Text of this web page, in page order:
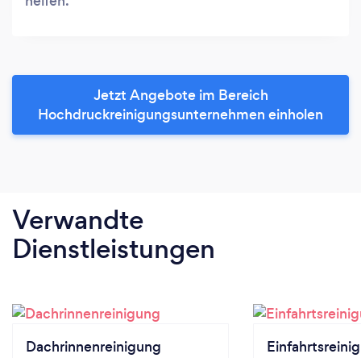
Jetzt Angebote im Bereich
Hochdruckreinigungsunternehmen einholen
Verwandte
Dienstleistungen
Dachrinnenreinigung